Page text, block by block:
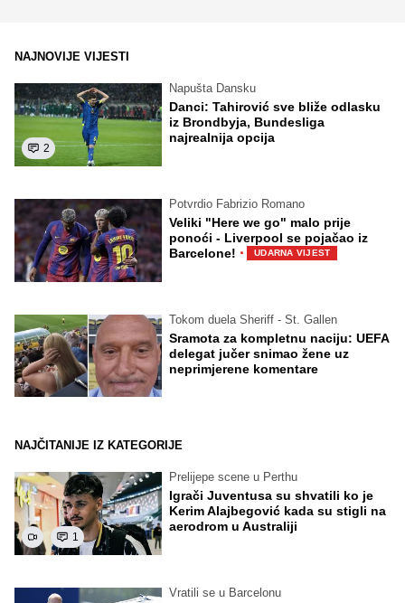
NAJNOVIJE VIJESTI
2
Napušta Dansku
Danci: Tahirović sve bliže odlasku
iz Brondbyja, Bundesliga
najrealnija opcija
Potvrdio Fabrizio Romano
Veliki "Here we go" malo prije
ponoći - Liverpool se pojačao iz
Barcelone! · UDARNA VIJEST
Tokom duela Sheriff - St. Gallen
Sramota za kompletnu naciju: UEFA
delegat jučer snimao žene uz
neprimjerene komentare
NAJČITANIJE IZ KATEGORIJE
1
Prelijepe scene u Perthu
Igrači Juventusa su shvatili ko je
Kerim Alajbegović kada su stigli na
aerodrom u Australiji
Vratili se u Barcelonu